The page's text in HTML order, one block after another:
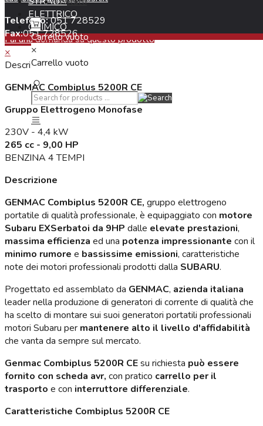
Telefono:051 728529
Fax:051 728526
ELETTRICO
CHIMICO
Carrello vuoto
×
Carrello vuoto
Pin
GENMAC
Fai una domanda su questo prodotto
×
Descrizione
GENMAC Combiplus 5200R CE
Gruppo Elettrogeno Monofase
230V - 4,4 kW
265 cc - 9,00 HP
BENZINA 4 TEMPI
Descrizione
GENMAC Combiplus 5200R CE, gruppo elettrogeno
portatile di qualità professionale, è equipaggiato con motore
Subaru EXSerbatoi da 9HP dalle elevate prestazioni,
massima efficienza ed una potenza impressionante con il
minimo rumore e bassissime emissioni, caratteristiche
note dei motori professionali prodotti dalla SUBARU.
Progettato ed assemblato da GENMAC, azienda italiana
leader nella produzione di generatori di corrente di qualità che
ha scelto di montare sui suoi generatori portatili professionali
motori Subaru per mantenere alto il livello d'affidabilità
che vanta da sempre sul mercato.
Genmac Combiplus 5200R CEsu richiesta può essere
fornito con scheda avr, con pratico carrello per il
trasporto e con interruttore differenziale.
Caratteristiche Combiplus 5200R CE